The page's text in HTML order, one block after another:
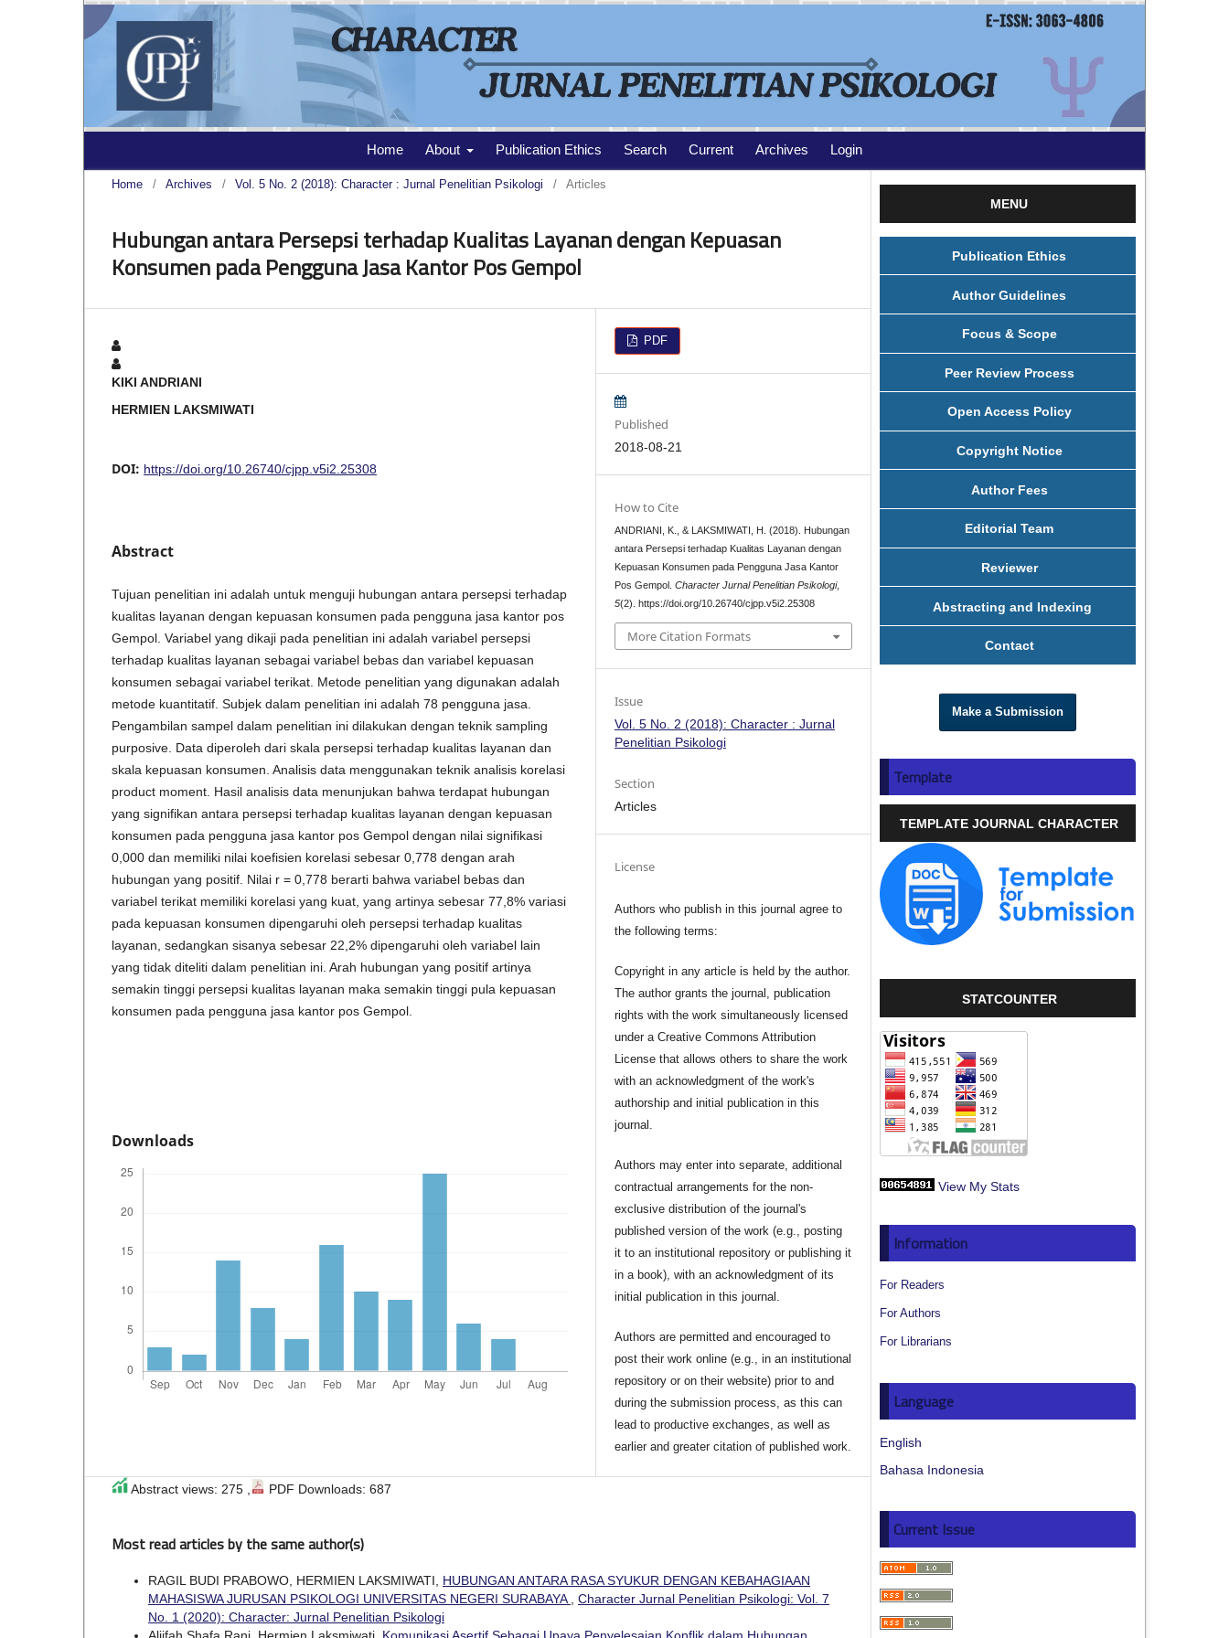
Home About Publication Ethics Search Current Archives Login
Home / Archives / Vol. 5 No. 2 (2018): Character : Jurnal Penelitian Psikologi / Articles
Hubungan antara Persepsi terhadap Kualitas Layanan dengan Kepuasan
Konsumen pada Pengguna Jasa Kantor Pos Gempol
KIKI ANDRIANI
HERMIEN LAKSMIWATI
DOI: https://doi.org/10.26740/cjpp.v5i2.25308
Abstract
Tujuan penelitian ini adalah untuk menguji hubungan antara persepsi terhadap
kualitas layanan dengan kepuasan konsumen pada pengguna jasa kantor pos
Gempol. Variabel yang dikaji pada penelitian ini adalah variabel persepsi
terhadap kualitas layanan sebagai variabel bebas dan variabel kepuasan
konsumen sebagai variabel terikat. Metode penelitian yang digunakan adalah
metode kuantitatif. Subjek dalam penelitian ini adalah 78 pengguna jasa.
Pengambilan sampel dalam penelitian ini dilakukan dengan teknik sampling
purposive. Data diperoleh dari skala persepsi terhadap kualitas layanan dan
skala kepuasan konsumen. Analisis data menggunakan teknik analisis korelasi
product moment. Hasil analisis data menunjukan bahwa terdapat hubungan
yang signifikan antara persepsi terhadap kualitas layanan dengan kepuasan
konsumen pada pengguna jasa kantor pos Gempol dengan nilai signifikasi
0,000 dan memiliki nilai koefisien korelasi sebesar 0,778 dengan arah
hubungan yang positif. Nilai r = 0,778 berarti bahwa variabel bebas dan
variabel terikat memiliki korelasi yang kuat, yang artinya sebesar 77,8% variasi
pada kepuasan konsumen dipengaruhi oleh persepsi terhadap kualitas
layanan, sedangkan sisanya sebesar 22,2% dipengaruhi oleh variabel lain
yang tidak diteliti dalam penelitian ini. Arah hubungan yang positif artinya
semakin tinggi persepsi kualitas layanan maka semakin tinggi pula kepuasan
konsumen pada pengguna jasa kantor pos Gempol.
Downloads
PDF
Published
2018-08-21
How to Cite
ANDRIANI, K., & LAKSMIWATI, H. (2018). Hubungan
antara Persepsi terhadap Kualitas Layanan dengan
Kepuasan Konsumen pada Pengguna Jasa Kantor
Pos Gempol.Character Jurnal Penelitian Psikologi,
5(2). https://doi.org/10.26740/cjpp.v5i2.25308
More Citation Formats
Issue
Vol. 5 No. 2 (2018): Character : Jurnal
Penelitian Psikologi
Section
Articles
License
Authors who publish in this journal agree to
the following terms:
Copyright in any article is held by the author.
The author grants the journal, publication
rights with the work simultaneously licensed
under a Creative Commons Attribution
License that allows others to share the work
with an acknowledgment of the work's
authorship and initial publication in this
journal.
Authors may enter into separate, additional
contractual arrangements for the non-
exclusive distribution of the journal's
published version of the work (e.g., posting
it to an institutional repository or publishing it
in a book), with an acknowledgment of its
initial publication in this journal.
Authors are permitted and encouraged to
post their work online (e.g., in an institutional
repository or on their website) prior to and
during the submission process, as this can
lead to productive exchanges, as well as
earlier and greater citation of published work.
Abstract views: 275 , PDF Downloads: 687
Most read articles by the same author(s)
RAGIL BUDI PRABOWO, HERMIEN LAKSMIWATI, HUBUNGAN ANTARA RASA SYUKUR DENGAN KEBAHAGIAAN
MAHASISWA JURUSAN PSIKOLOGI UNIVERSITAS NEGERI SURABAYA
Character Jurnal Penelitian Psikologi: Vol. 7
No. 1 (2020): Character: Jurnal Penelitian Psikologi
Aliifah Shafa Rani, Hermien Laksmiwati, Komunikasi Asertif Sebagai Upaya Penyelesaian Konflik dalam Hubungan
MENU
Publication Ethics
Author Guidelines
Focus & Scope
Peer Review Process
Open Access Policy
Copyright Notice
Author Fees
Editorial Team
Reviewer
Abstracting and Indexing
Contact
Make a Submission
Template
TEMPLATE JOURNAL CHARACTER
STATCOUNTER
View My Stats
Information
For Readers
For Authors
For Librarians
Language
English
Bahasa Indonesia
Current Issue